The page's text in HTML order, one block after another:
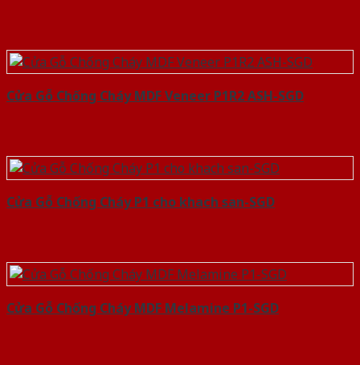
Cửa Gỗ Chống Cháy MDF Veneer P1R2 ASH-SGD
Cửa Gỗ Chống Cháy P1 cho khach san-SGD
Cửa Gỗ Chống Cháy MDF Melamine P1-SGD